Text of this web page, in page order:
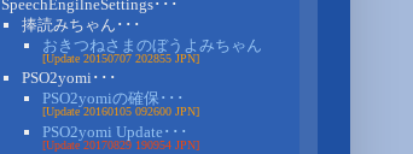
SpeechEngilneSettings･･･
捧読みちゃん･･･
おきつねさまのぼうよみちゃん
[Update 20150707 202855 JPN]
PSO2yomi･･･
PSO2yomiの確保･･･
[Update 20160105 092600 JPN]
PSO2yomi Update･･･
[Update 20170829 190954 JPN]